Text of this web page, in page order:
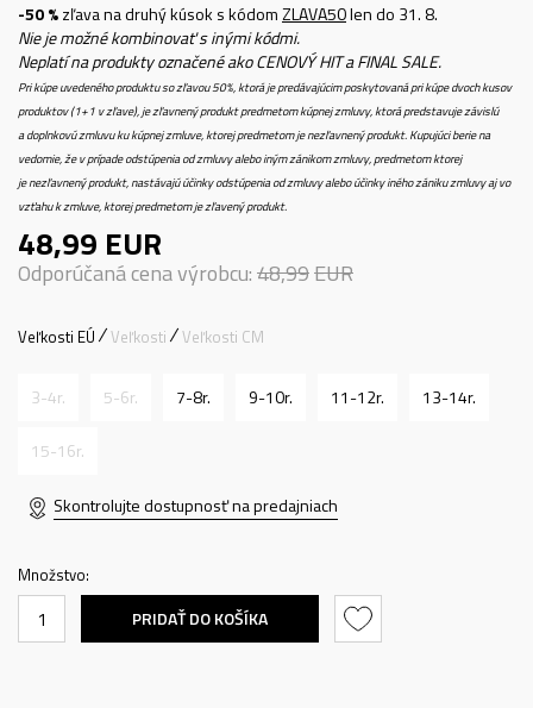
-50 %zľava na druhý kúsok s kódomZLAVA50len do 31. 8.
Nie je možné kombinovať s inými kódmi.
Neplatí na produkty označené ako CENOVÝ HIT a FINAL SALE.
Pri kúpe uvedeného produktu so zľavou 50%, ktorá je predávajúcim poskytovaná pri kúpe dvoch kusov
produktov (1+1 v zľave), je zľavnený produkt predmetom kúpnej zmluvy, ktorá predstavuje závislú
a doplnkovú zmluvu ku kúpnej zmluve, ktorej predmetom je nezľavnený produkt. Kupujúci berie na
vedomie, že v prípade odstúpenia od zmluvy alebo iným zánikom zmluvy, predmetom ktorej
je nezľavnený produkt, nastávajú účinky odstúpenia od zmluvy alebo účinky iného zániku zmluvy aj vo
vzťahu k zmluve, ktorej predmetom je zľavený produkt.
48,99 EUR
Odporúčaná cena výrobcu:48,99EUR
Veľkosti EÚ Veľkosti Veľkosti CM
3-4r. 5-6r. 7-8r. 9-10r. 11-12r. 13-14r.
15-16r.
Skontrolujte dostupnosť na predajniach
Množstvo:
PRIDAŤ DO KOŠÍKA